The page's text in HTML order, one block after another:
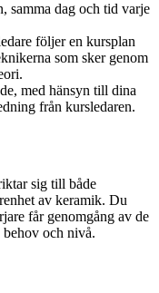
samma dag och tid varje
följer en kursplan
som sker genom
med hänsyn till dina
från kursledaren.
sig till både
av keramik. Du
får genomgång av de
och nivå.